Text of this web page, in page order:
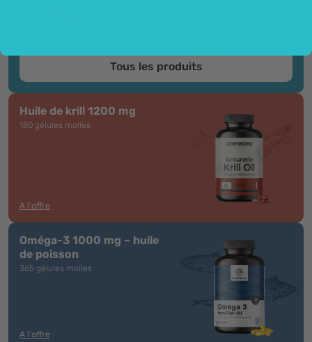
Tous les produits
Huile de krill 1200 mg
180 gélules molles
A l'offre
Oméga-3 1000 mg – huile
de poisson
365 gélules molles
A l'offre